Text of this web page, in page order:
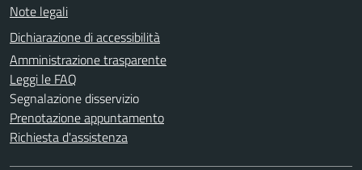
Note legali
Dichiarazione di accessibilità
Amministrazione trasparente
Leggi le FAQ
Segnalazione disservizio
Prenotazione appuntamento
Richiesta d'assistenza